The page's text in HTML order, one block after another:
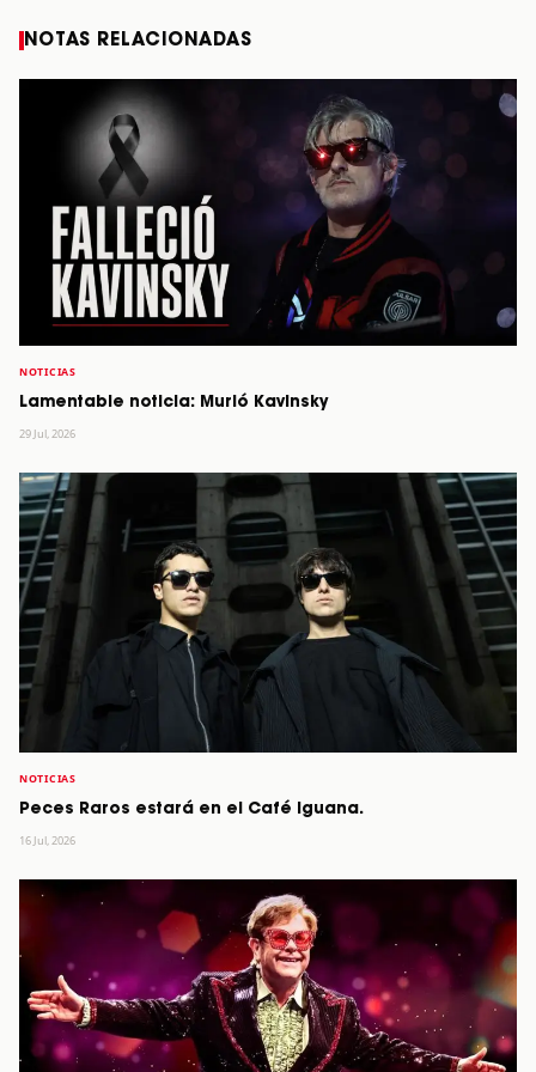
NOTAS RELACIONADAS
NOTICIAS
Lamentable noticia: Murió Kavinsky
29 Jul, 2026
NOTICIAS
Peces Raros estará en el Café Iguana.
16 Jul, 2026